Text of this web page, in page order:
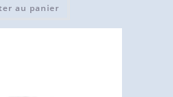
au panier